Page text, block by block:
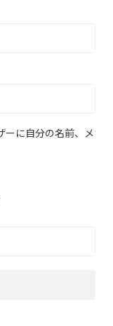
ーに自分の名前、メ